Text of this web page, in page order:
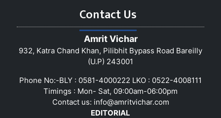
Contact Us
Amrit Vichar
932, Katra Chand Khan, Pilibhit Bypass Road Bareilly
(U.P) 243001
Phone No:-BLY : 0581-4000222 LKO : 0522-4008111
Timings : Mon- Sat, 09:00am-06:00pm
Contact us: info@amritvichar.com
EDITORIAL